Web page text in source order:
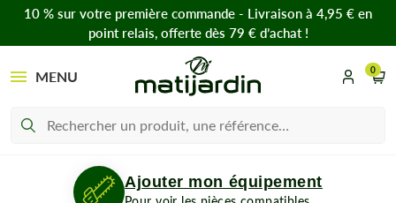
10 % sur votre première commande - Livraison à 4,95 € en
point relais, offerte dès 79 € d’achat !
MENU 0
Ajouter mon équipement